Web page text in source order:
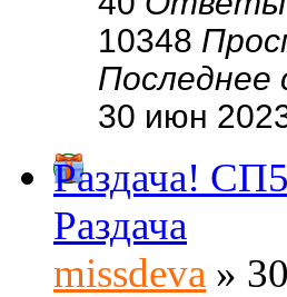
10348
Последнее
30 июн
Раздача!
Раздача
missdeva »